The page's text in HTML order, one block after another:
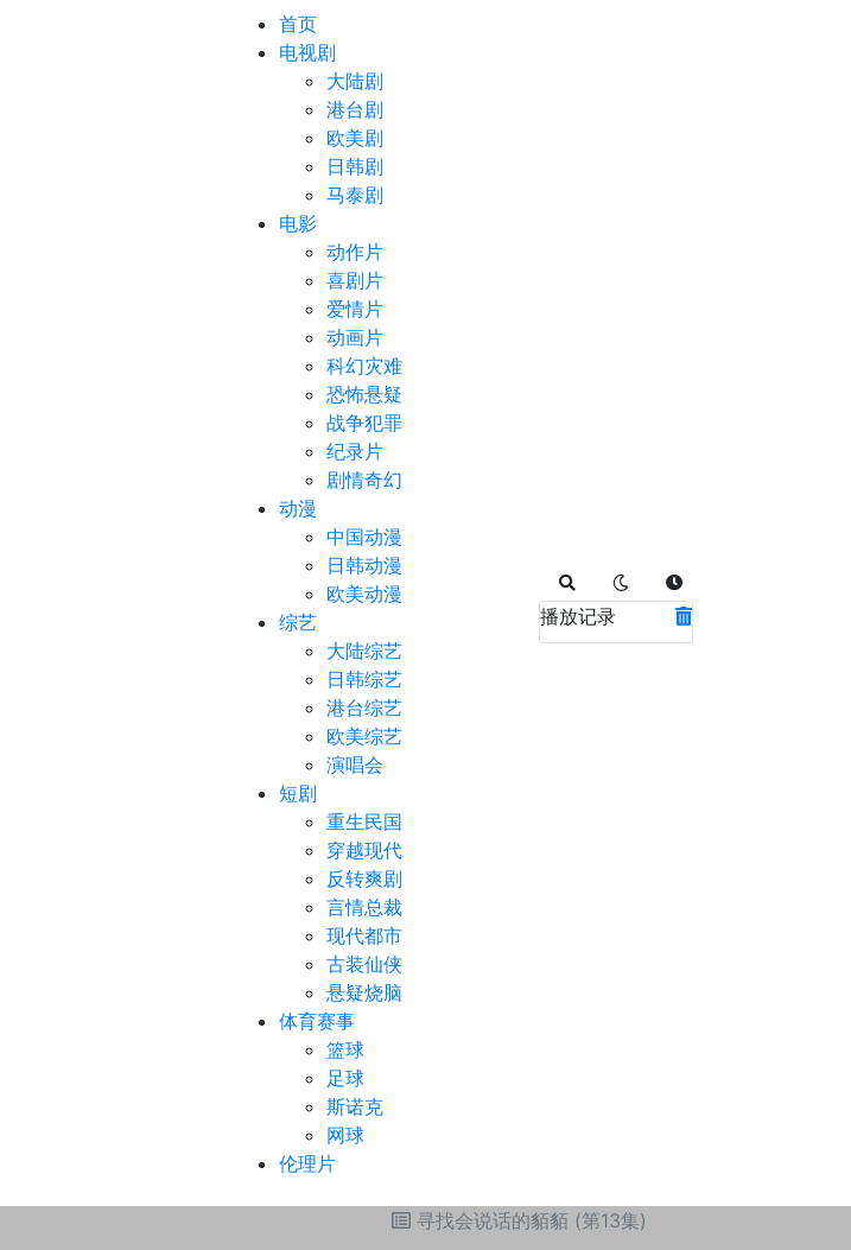
首页
电视剧
大陆剧
港台剧
欧美剧
日韩剧
马泰剧
电影
动作片
喜剧片
爱情片
动画片
科幻灾难
恐怖悬疑
战争犯罪
纪录片
剧情奇幻
动漫
中国动漫
日韩动漫
欧美动漫
综艺
大陆综艺
日韩综艺
港台综艺
欧美综艺
演唱会
短剧
重生民国
穿越现代
反转爽剧
言情总裁
现代都市
古装仙侠
悬疑烧脑
体育赛事
篮球
足球
斯诺克
网球
伦理片
播放记录
寻找会说话的貊貊 (第13集)